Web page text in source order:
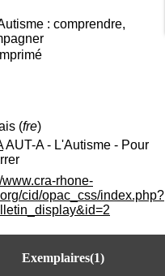
: comprendre,
(fre)
AUT-A - L'Autisme - Pour
www.cra-rhone-
cid/opac_css/index.php?
Exemplaires(1)
d
e
D
o
e
n
t
a
t
i
o